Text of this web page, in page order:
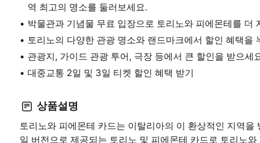
역 최고의 명소를 둘러보세요.
박물관과 기념물 무료 입장으로 토리노와 피에몬테를 더
토리노의 다양한 관광 명소와 랜드마크에서 할인 혜택을
관광지, 가이드 관광 투어, 극장 등에서 큰 할인을 받으세
대중교통 2일 및 3일 티켓 할인 혜택 받기
상품설명
토리노와 피에몬테 카드는 이탈리아의 이 환상적인 지역
일 버전으로 제공되는 토리노 및 피에몬테 카드로 토리노